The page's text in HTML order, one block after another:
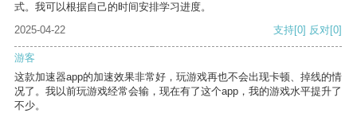
式。我可以根据自己的时间安排学习进度。
2025-04-22
支持[0] 反对[0]
游客
这款加速器app的加速效果非常好，玩游戏再也不会出现卡顿、掉线的情
况了。我以前玩游戏经常会输，现在有了这个app，我的游戏水平提升了
不少。